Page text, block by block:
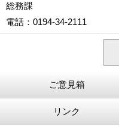
総務課
電話 ：0194-34-2111
ご意見箱
リンク